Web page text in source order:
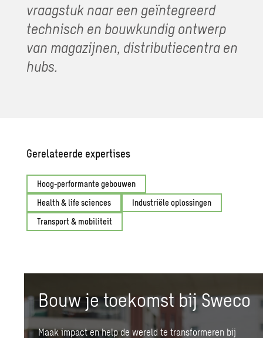
vraagstuk naar een geïntegreerd
technisch en bouwkundig ontwerp
van magazijnen, distributiecentra en
hubs.
Gerelateerde expertises
Hoog-performante gebouwen
Health & life sciences
Industriële oplossingen
Transport & mobiliteit
Bouw je toekomst bij Sweco
Maak impact en help de wereld te transformeren bij